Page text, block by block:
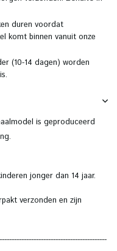
duren voordat
komt binnen vanuit onze
(10-14 dagen) worden
is geproduceerd
jonger dan 14 jaar.
verzonden en zijn